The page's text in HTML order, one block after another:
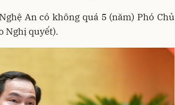
An có không quá 5 (năm) Phó Chủ
Nghị quyết).